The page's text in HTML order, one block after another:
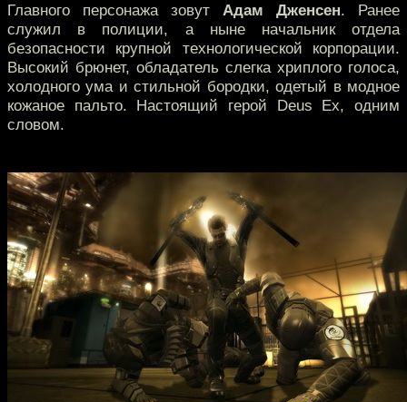
Главного персонажа зовут Адам Дженсен. Ранее
служил в полиции, а ныне начальник отдела
безопасности крупной технологической корпорации.
Высокий брюнет, обладатель слегка хриплого голоса,
холодного ума и стильной бородки, одетый в модное
кожаное пальто. Настоящий герой Deus Ex, одним
словом.